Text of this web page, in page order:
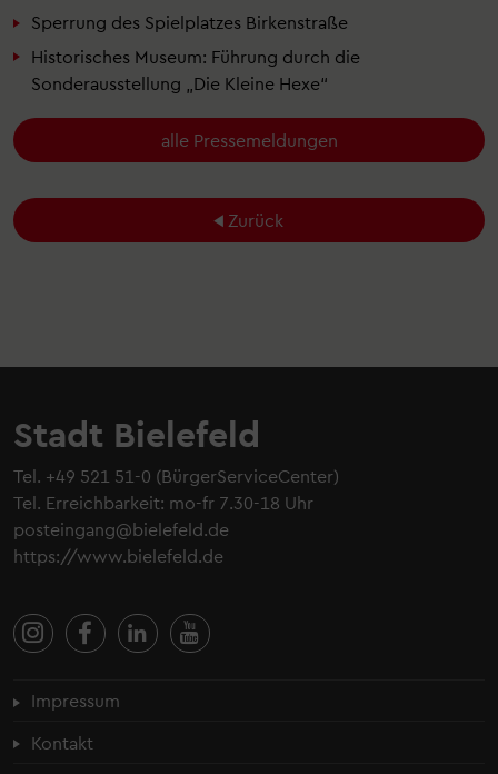
Sperrung des Spielplatzes Birkenstraße
Historisches Museum: Führung durch die
Sonderausstellung „Die Kleine Hexe“
alle Pressemeldungen
Zurück
Stadt Bielefeld
Tel. +49 521 51-0 (BürgerServiceCenter)
Tel. Erreichbarkeit: mo-fr 7.30-18 Uhr
posteingang@bielefeld.de
https://www.bielefeld.de
Fußzeilenmenü
Impressum
Kontakt